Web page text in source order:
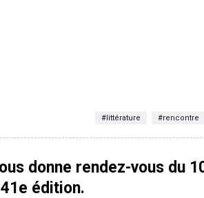
#littérature #rencontre
donne rendez-vous du
édition.